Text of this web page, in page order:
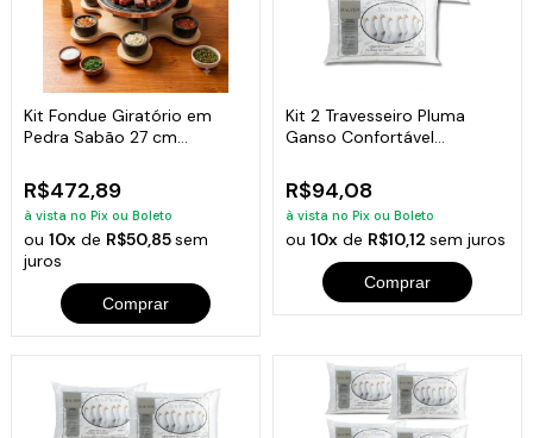
Kit Fondue Giratório em
Pedra Sabão 27 cm
R$472,89
à vista no Pix ou Boleto
ou10x de R$50,85sem
juros
Comprar
Kit 2 Travesseiro Pluma
Ganso Confortável
R$94,08
à vista no Pix ou Boleto
ou 10xde R$10,12 sem juros
Comprar